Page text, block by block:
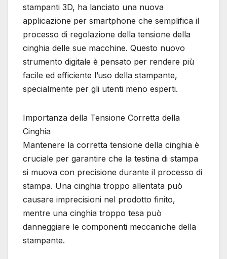
stampanti 3D, ha lanciato una nuova
applicazione per smartphone che semplifica il
processo di regolazione della tensione della
cinghia delle sue macchine. Questo nuovo
strumento digitale è pensato per rendere più
facile ed efficiente l’uso della stampante,
specialmente per gli utenti meno esperti.
Importanza della Tensione Corretta della
Cinghia
Mantenere la corretta tensione della cinghia è
cruciale per garantire che la testina di stampa
si muova con precisione durante il processo di
stampa. Una cinghia troppo allentata può
causare imprecisioni nel prodotto finito,
mentre una cinghia troppo tesa può
danneggiare le componenti meccaniche della
stampante.